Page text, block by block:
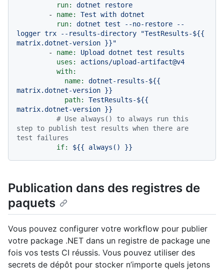
run:
dotnet
restore
-
name: Test with dotnet
run:
dotnet test --no-restore
--
logger trx --results-directory "TestResults-${{
matrix.dotnet-version }}"
-
name: Upload dotnet test
results
uses:
actions/upload-artifact@v4
with:
name:
dotnet-results-${{
matrix.dotnet-version }}
path:
TestResults-${{
matrix.dotnet-version }}
# Use always() to always run this
step to publish test results when there are
test failures
if:
${{ always() }}
Publication dans des registres de
paquets
Vous pouvez configurer votre workflow pour publier
votre package .NET dans un registre de package une
fois vos tests CI réussis. Vous pouvez utiliser des
secrets de dépôt pour stocker n’importe quels jetons